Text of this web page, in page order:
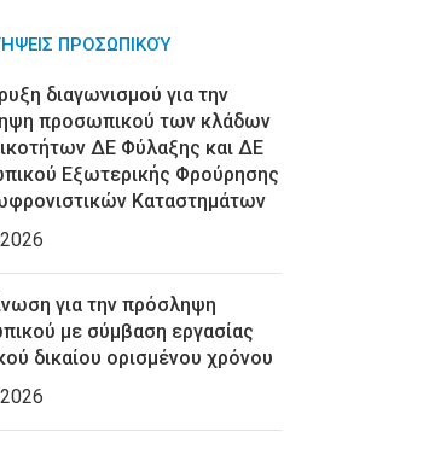
ΠΡΟΣΩΠΙΚΟΎ
διαγωνισμού για την
προσωπικού των κλάδων
ΔΕ Φύλαξης και ΔΕ
Εξωτερικής Φρούρησης
Καταστημάτων
για την πρόσληψη
με σύμβαση εργασίας
δικαίου ορισμένου χρόνου